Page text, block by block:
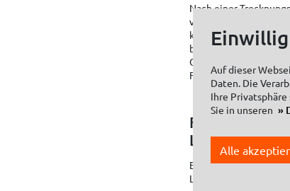
Nach einer
vorgeheizten
kalten Backofen
bitte keine Umluft
Geschirr dort
Farbaufträgen
Fakt 5: Die
Es gibt bislang keine
Lebensmittelechtheit.
Auf dieser
Daten. Die
Ihre
Sie in unseren
Alle